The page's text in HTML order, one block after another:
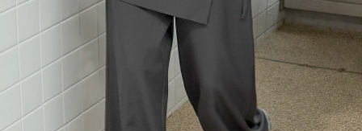
인플루언서 pick!
신상 5%
베스트
MADE
익스클루시브
니트